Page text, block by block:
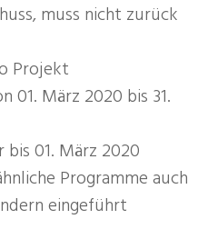
muss nicht zurück
Projekt
01. März 2020 bis 31.
01. März 2020
Programme auch
eingeführt